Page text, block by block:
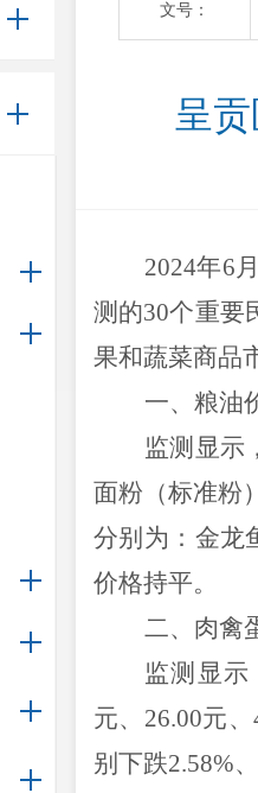
文号：
呈
2024年6
测的30个重要
果和蔬菜商品
一、粮油
监测显示
面粉 （标准粉
分别为： 金龙
价格持平。
二、肉禽
监测显
元、 26.00元、
别 下跌2.58%、